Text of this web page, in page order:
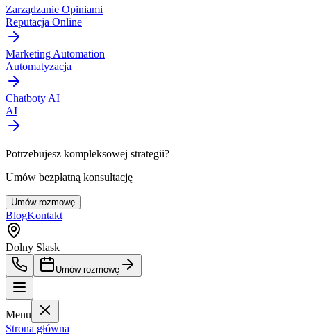
Zarządzanie Opiniami
Reputacja Online
Marketing Automation
Automatyzacja
Chatboty AI
AI
Potrzebujesz kompleksowej strategii?
Umów bezpłatną konsultację
Umów rozmowę
BlogKontakt
Dolny Slask
Umów rozmowę
Menu
Strona główna